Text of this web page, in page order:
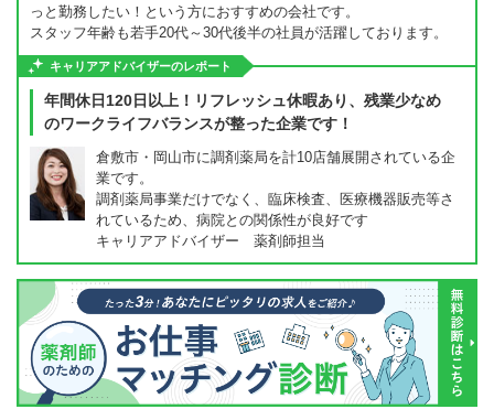
っと勤務したい！という方におすすめの会社です。
スタッフ年齢も若手20代～30代後半の社員が活躍しております。
キャリアアドバイザーのレポート
年間休日120日以上！リフレッシュ休暇あり、残業少なめ
のワークライフバランスが整った企業です！
倉敷市・岡山市に調剤薬局を計10店舗展開されている企
業です。
調剤薬局事業だけでなく、臨床検査、医療機器販売等さ
れているため、病院との関係性が良好です
キャリアアドバイザー 薬剤師担当